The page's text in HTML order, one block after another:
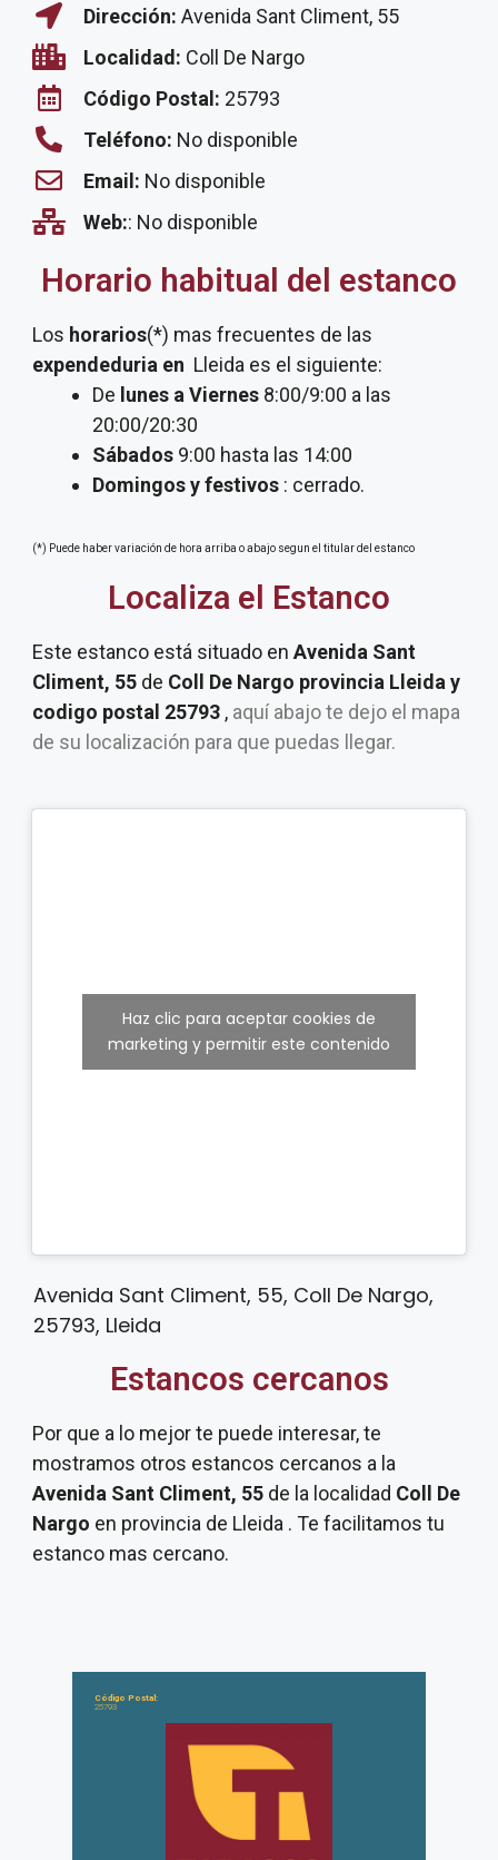
Dirección: Avenida Sant Climent, 55
Localidad: Coll De Nargo
Código Postal: 25793
Teléfono: No disponible
Email: No disponible
Web:: No disponible
Horario habitual del estanco
Los horarios(*) mas frecuentes de las
expendeduria en Lleida es el siguiente:
De lunes a Viernes 8:00/9:00 a las
20:00/20:30
Sábados 9:00 hasta las 14:00
Domingos y festivos : cerrado.
(*) Puede haber variación de hora arriba o abajo segun el titular del estanco
Localiza el Estanco
Este estanco está situado en Avenida Sant
Climent, 55 de Coll De Nargo provincia Lleida y
codigo postal 25793 , aquí abajo te dejo el mapa
de su localización para que puedas llegar.
Haz clic para aceptar cookies de
marketing y permitir este contenido
Avenida Sant Climent, 55, Coll De Nargo,
25793, Lleida
Estancos cercanos
Por que a lo mejor te puede interesar, te
mostramos otros estancos cercanos a la
Avenida Sant Climent, 55 de la localidad Coll De
Nargo en provincia de Lleida . Te facilitamos tu
estanco mas cercano.
Código Postal:
25793